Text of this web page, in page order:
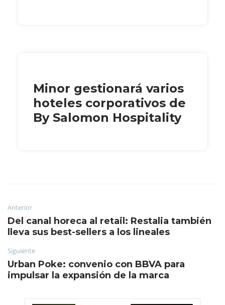
Minor gestionará varios
hoteles corporativos de
By Salomon Hospitality
Anterior
Del canal horeca al retail: Restalia también
lleva sus best-sellers a los lineales
Siguiente
Urban Poke: convenio con BBVA para
impulsar la expansión de la marca